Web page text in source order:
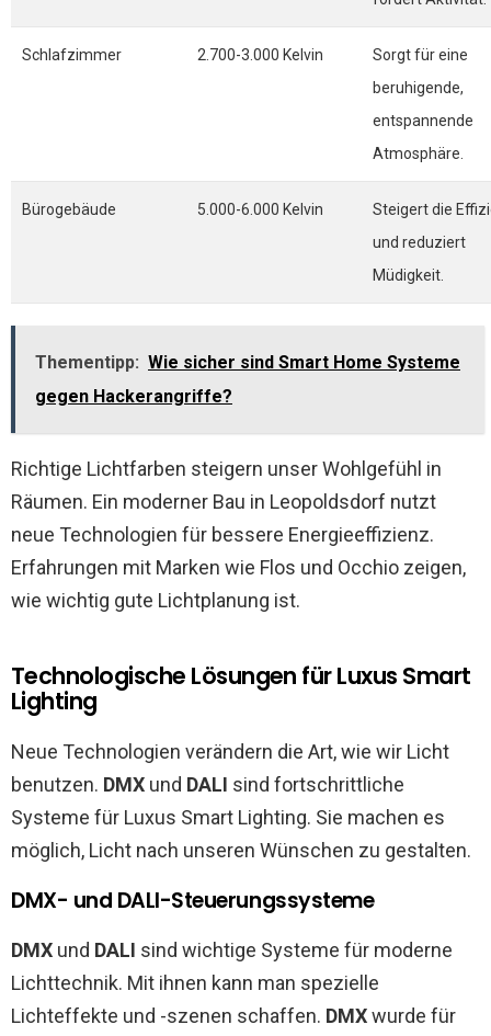
Schlafzimmer 2.700-3.000 Kelvin
Sorgt für eine
beruhigende,
entspannende
Atmosphäre.
Bürogebäude 5.000-6.000 Kelvin
Steigert die
und reduziert
Müdigkeit.
Thementipp: Wie sicher sind Smart Home Systeme
gegen Hackerangriffe?
Richtige Lichtfarben steigern unser Wohlgefühl in
Räumen. Ein moderner Bau in Leopoldsdorf nutzt
neue Technologien für bessere Energieeffizienz.
Erfahrungen mit Marken wie Flos und Occhio zeigen,
wie wichtig gute Lichtplanung ist.
Technologische Lösungen für Luxus Smart
Lighting
Neue Technologien verändern die Art, wie wir Licht
benutzen. DMX und DALI sind fortschrittliche
Systeme für Luxus Smart Lighting. Sie machen es
möglich, Licht nach unseren Wünschen zu gestalten.
DMX- und DALI-Steuerungssysteme
DMX und DALI sind wichtige Systeme für moderne
Lichttechnik. Mit ihnen kann man spezielle
Lichteffekte und -szenen schaffen. DMXwurde für